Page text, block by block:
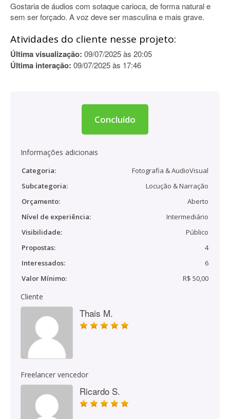
Gostaria de áudios com sotaque carioca, de forma natural e
sem ser forçado. A voz deve ser masculina e mais grave.
Atividades do cliente nesse projeto:
Última visualização: 09/07/2025 às 20:05
Última interação: 09/07/2025 às 17:46
Concluído
Informações adicionais
Categoria:
Fotografia & AudioVisual
Subcategoria:
Locução & Narração
Orçamento:
Aberto
Nível de experiência:
Intermediário
Visibilidade:
Público
Propostas:
4
Interessados:
6
Valor Mínimo:
R$ 50,00
Cliente
Thais M.
Freelancer vencedor
Ricardo S.